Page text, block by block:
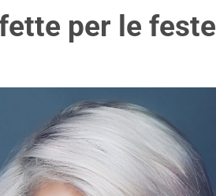
per le feste